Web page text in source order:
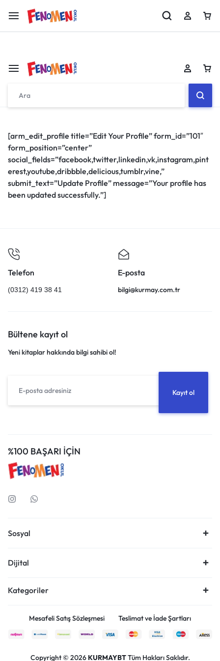
Fenomen 8 MEB Örnek Sorular Kitabı Çıktı!! İncele
Sepetiniz boş
Don't miss out on great deals! Start shopping or
Sign in to view products added.
Giriş yap
Sign in to view products added.
Shop What's New
[arm_edit_profile title=”Edit Your Profile” form_id=”101″
form_position=”center”
social_fields=”facebook,twitter,linkedin,vk,instagram,pint
erest,youtube,dribbble,delicious,tumblr,vine,”
submit_text=”Update Profile” message=”Your profile has
been updated successfully.”]
Telefon
(0312) 419 38 41
E-posta
bilgi@kurmay.com.tr
Bültene kayıt ol
Yeni kitaplar hakkında bilgi sahibi ol!
%100 BAŞARI İÇİN
Sosyal
Dijital
Kategoriler
Mesafeli Satış Sözleşmesi Teslimat ve İade Şartları
Copyright © 2026 KURMAYBTTüm Hakları Saklıdır.